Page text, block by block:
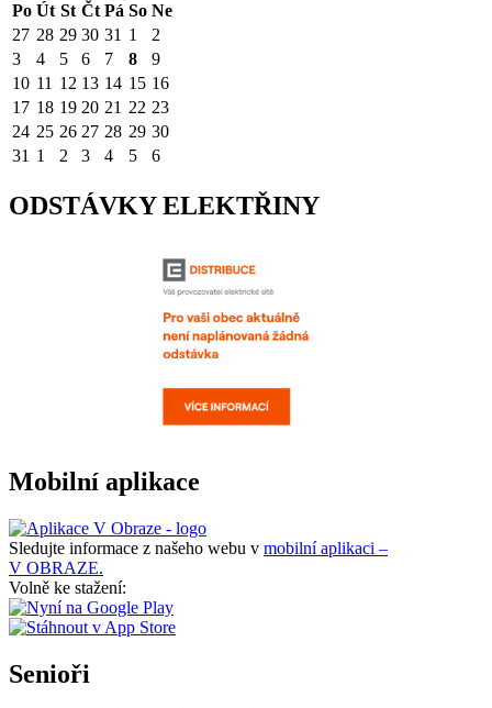
Po Út St Čt Pá So Ne
27 28 29 30 31 1
2
3
4 5 6 7 8
9
10 11 12 13 14 15 16
17 18 19 20 21 22 23
24 25 26 27 28 29 30
31 1 2 3 4 5 6
ODSTÁVKY ELEKTŘINY
Mobilní aplikace
Sledujte informace z našeho webu v mobilní aplikaci –
V OBRAZE.
Volně ke stažení:
Senioři